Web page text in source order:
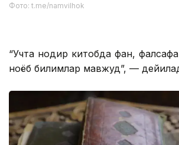
Фото: t.me/namvilhok
“Учта нодир китобда фан,
ноёб билимлар мавжуд”, —